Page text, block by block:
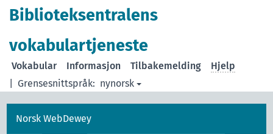
Biblioteksentralens
vokabulartjeneste
Grensesnittspråk: nynorsk
Vokabular Informasjon Tilbakemelding Hjelp
Norsk WebDewey